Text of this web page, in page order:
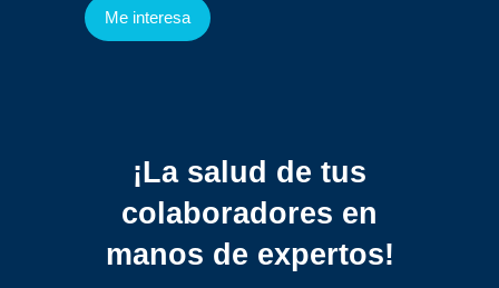
Me interesa
¡La salud de tus
colaboradores en
manos de expertos!